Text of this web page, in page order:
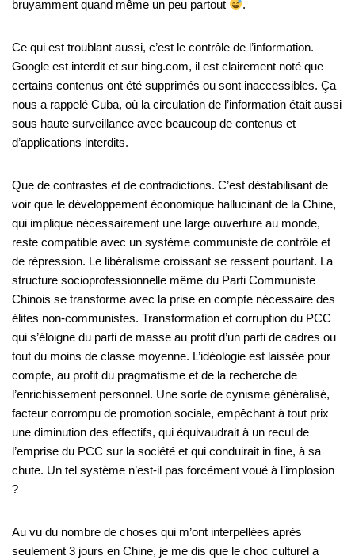
bruyamment quand même un peu partout
.
Ce qui est troublant aussi, c’est le contrôle de l’information.
Google est interdit et sur bing.com, il est clairement noté que
certains contenus ont été supprimés ou sont inaccessibles. Ça
nous a rappelé Cuba, où la circulation de l’information était aussi
sous haute surveillance avec beaucoup de contenus et
d’applications interdits.
Que de contrastes et de contradictions. C’est déstabilisant de
voir que le développement économique hallucinant de la Chine,
qui implique nécessairement une large ouverture au monde,
reste compatible avec un système communiste de contrôle et
de répression. Le libéralisme croissant se ressent pourtant. La
structure socioprofessionnelle même du Parti Communiste
Chinois se transforme avec la prise en compte nécessaire des
élites non-communistes. Transformation et corruption du PCC
qui s’éloigne du parti de masse au profit d’un parti de cadres ou
tout du moins de classe moyenne. L’idéologie est laissée pour
compte, au profit du pragmatisme et de la recherche de
l’enrichissement personnel. Une sorte de cynisme généralisé,
facteur corrompu de promotion sociale, empêchant à tout prix
une diminution des effectifs, qui équivaudrait à un recul de
l’emprise du PCC sur la société et qui conduirait in fine, à sa
chute. Un tel système n’est-il pas forcément voué à l’implosion
?
Au vu du nombre de choses qui m’ont interpellées après
seulement 3 jours en Chine, je me dis que le choc culturel a